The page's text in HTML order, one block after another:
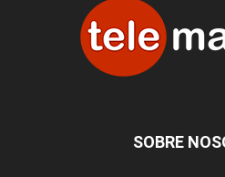
SOBRE